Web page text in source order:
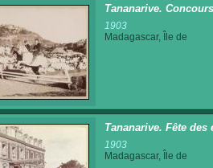
Tananarive.
1903
Madagascar, Île de
Tananarive. Fête des
1903
Madagascar, Île de